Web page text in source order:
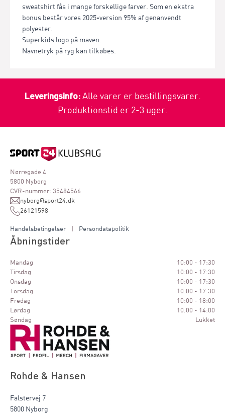
sweatshirt fås i mange forskellige farver. Som en ekstra
bonus består vores 2025-version 95% af genanvendt
polyester.
Superkids logo på maven.
Navnetryk på ryg kan tilkøbes.
Leveringsinfo:Alle varer er bestillingsvarer.
Produktionstid er 2-3 uger.
Nørregade 4
5800 Nyborg
CVR-nummer: 35484566
nyborg@sport24.dk
26121598
Handelsbetingelser | Persondatapolitik
Åbningstider
Mandag
10:00 - 17:30
Tirsdag
10:00 - 17:30
Onsdag
10:00 - 17:30
Torsdag
10:00 - 17:30
Fredag
10:00 - 18:00
Lørdag
10.00 - 14:00
Søndag
Lukket
Rohde & Hansen
Falstervej 7
5800 Nyborg